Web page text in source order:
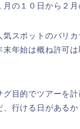
の１０日から２月
スポットのバリ
年始は概ね許可
グ目的でツアーを
行ける日があるか